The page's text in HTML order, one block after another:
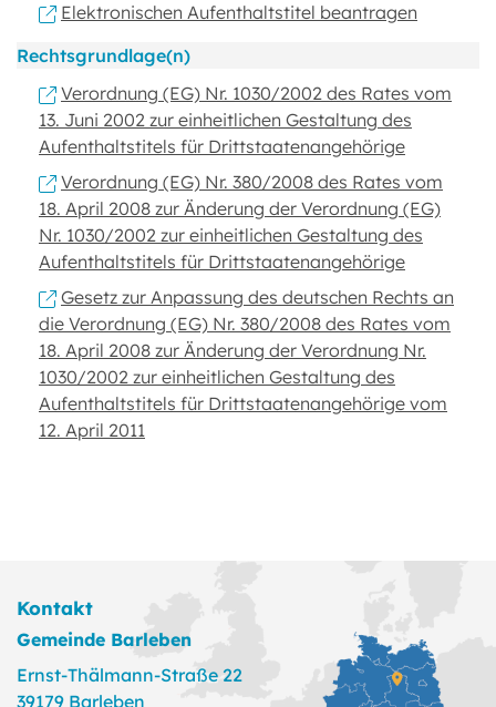
Elektronischen Aufenthaltstitel beantragen
Rechtsgrundlage(n)
Verordnung (EG) Nr. 1030/2002 des Rates vom
13. Juni 2002 zur einheitlichen Gestaltung des
Aufenthaltstitels für Drittstaatenangehörige
Verordnung (EG) Nr. 380/2008 des Rates vom
18. April 2008 zur Änderung der Verordnung (EG)
Nr. 1030/2002 zur einheitlichen Gestaltung des
Aufenthaltstitels für Drittstaatenangehörige
Gesetz zur Anpassung des deutschen Rechts an
die Verordnung (EG) Nr. 380/2008 des Rates vom
18. April 2008 zur Änderung der Verordnung Nr.
1030/2002 zur einheitlichen Gestaltung des
Aufenthaltstitels für Drittstaatenangehörige vom
12. April 2011
Kontakt
Gemeinde Barleben
Ernst-Thälmann-Straße 22
39179 Barleben